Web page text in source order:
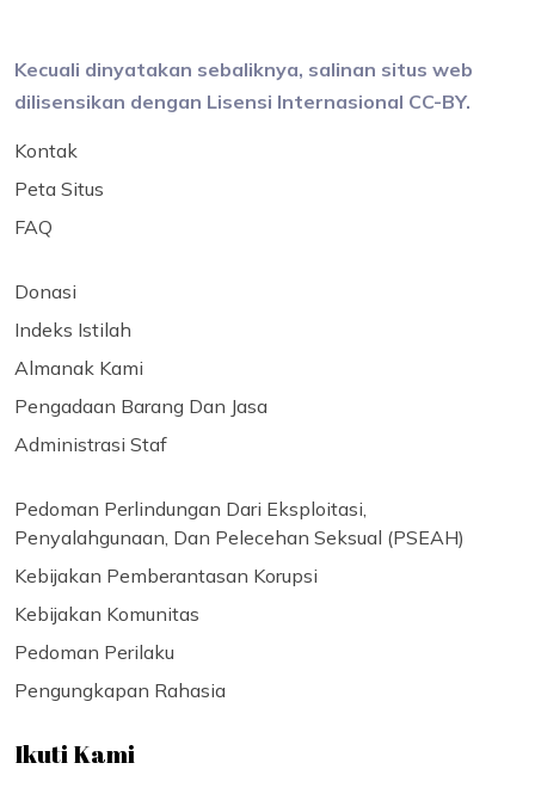
Kecuali dinyatakan sebaliknya, salinan situs web
dilisensikan dengan Lisensi Internasional CC-BY.
Kontak
Peta Situs
FAQ
Donasi
Indeks Istilah
Almanak Kami
Pengadaan Barang Dan Jasa
Administrasi Staf
Pedoman Perlindungan Dari Eksploitasi,
Penyalahgunaan, Dan Pelecehan Seksual (PSEAH)
Kebijakan Pemberantasan Korupsi
Kebijakan Komunitas
Pedoman Perilaku
Pengungkapan Rahasia
Ikuti Kami